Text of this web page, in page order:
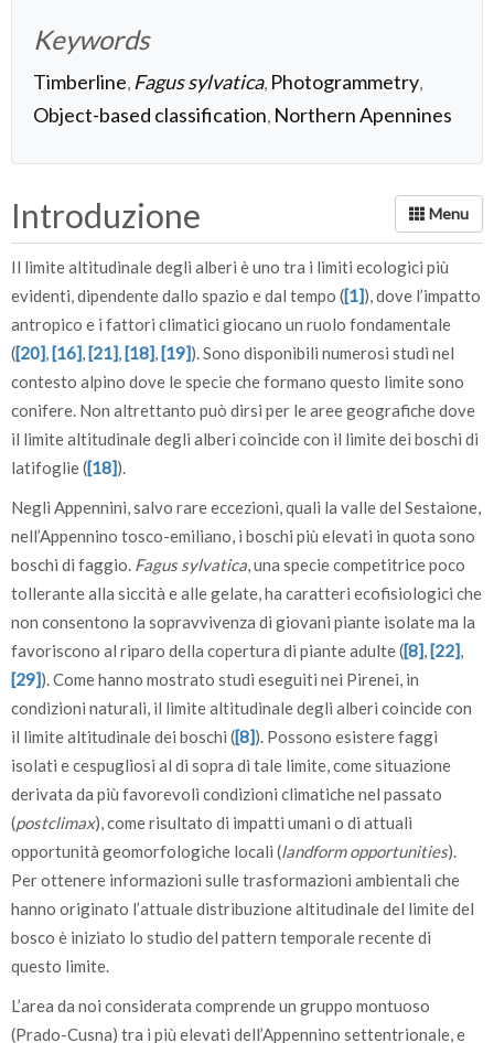
Keywords
Timberline, Fagus sylvatica, Photogrammetry,
Object-based classification, Northern Apennines
Introduzione
Il limite altitudinale degli alberi è uno tra i limiti ecologici più
evidenti, dipendente dallo spazio e dal tempo ([1]), dove l’impatto
antropico e i fattori climatici giocano un ruolo fondamentale
([20],[16],[21],[18],[19]). Sono disponibili numerosi studi nel
contesto alpino dove le specie che formano questo limite sono
conifere. Non altrettanto può dirsi per le aree geografiche dove
il limite altitudinale degli alberi coincide con il limite dei boschi di
latifoglie ([18]).
Negli Appennini, salvo rare eccezioni, quali la valle del Sestaione,
nell’Appennino tosco-emiliano, i boschi più elevati in quota sono
boschi di faggio. Fagus sylvatica, una specie competitrice poco
tollerante alla siccità e alle gelate, ha caratteri ecofisiologici che
non consentono la sopravvivenza di giovani piante isolate ma la
favoriscono al riparo della copertura di piante adulte ([8],[22],
[29]). Come hanno mostrato studi eseguiti nei Pirenei, in
condizioni naturali, il limite altitudinale degli alberi coincide con
il limite altitudinale dei boschi ([8]). Possono esistere faggi
isolati e cespugliosi al di sopra di tale limite, come situazione
derivata da più favorevoli condizioni climatiche nel passato
(postclimax), come risultato di impatti umani o di attuali
opportunità geomorfologiche locali (landform opportunities).
Per ottenere informazioni sulle trasformazioni ambientali che
hanno originato l’attuale distribuzione altitudinale del limite del
bosco è iniziato lo studio del pattern temporale recente di
questo limite.
L’area da noi considerata comprende un gruppo montuoso
(Prado-Cusna) tra i più elevati dell’Appennino settentrionale, e